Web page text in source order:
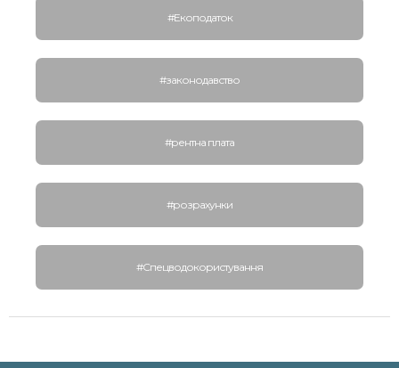
#Екоподаток
#законодавство
#рентна плата
#розрахунки
#Спецводокористування